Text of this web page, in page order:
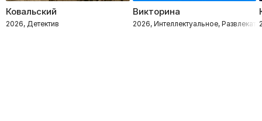
Ковальский
2026, Детектив
Викторина
2026, Интеллектуальное,